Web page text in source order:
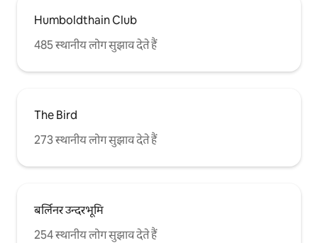
Humboldthain Club
485 स्थानीय लोग सुझाव देते हैं
The Bird
273 स्थानीय लोग सुझाव देते हैं
बर्लिनर उन्दरभूमि
254 स्थानीय लोग सुझाव देते हैं